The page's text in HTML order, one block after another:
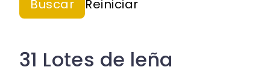
31 Lotes de leña